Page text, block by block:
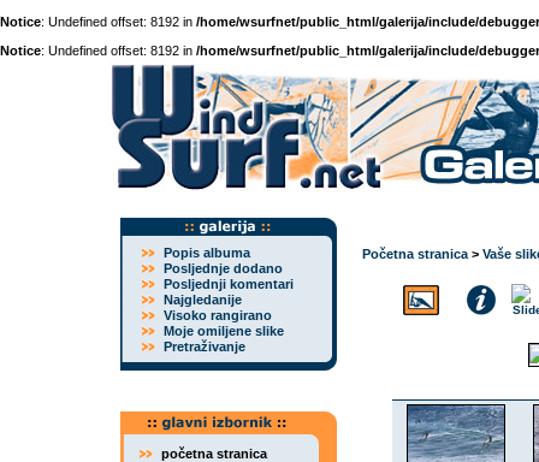
Notice: Undefined offset: 8192 in /home/wsurfnet/public_html/galerija/include/
Notice: Undefined offset: 8192 in /home/wsurfnet/public_html/galerija/include/
Popis albuma
Posljednje dodano
Posljednji komentari
Najgledanije
Visoko rangirano
Moje omiljene slike
Pretraživanje
početna stranica
Početna stranica > Vaše